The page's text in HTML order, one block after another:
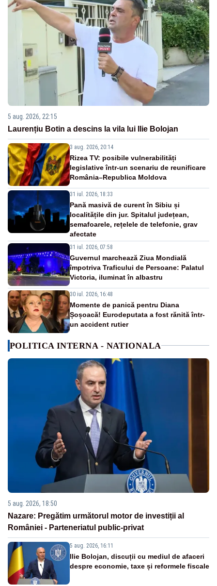
5 aug. 2026, 22:15
Laurențiu Botin a descins la vila lui Ilie Bolojan
3 aug. 2026, 20:14
Rizea TV: posibile vulnerabilități
legislative într-un scenariu de reunificare
România–Republica Moldova
31 iul. 2026, 18:33
Pană masivă de curent în Sibiu și
localitățile din jur. Spitalul județean,
semafoarele, rețelele de telefonie, grav
afectate
31 iul. 2026, 07:58
Guvernul marchează Ziua Mondială
împotriva Traficului de Persoane: Palatul
Victoria, iluminat în albastru
30 iul. 2026, 16:48
Momente de panică pentru Diana
Șoșoacă! Eurodeputata a fost rănită într-
un accident rutier
POLITICA INTERNA - NATIONALA
5 aug. 2026, 18:50
Nazare: Pregătim următorul motor de investiții al
României - Parteneriatul public-privat
5 aug. 2026, 16:11
Ilie Bolojan, discuții cu mediul de afaceri
despre economie, taxe și reformele fiscale